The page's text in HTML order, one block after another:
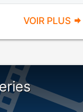
VOIR PLUS